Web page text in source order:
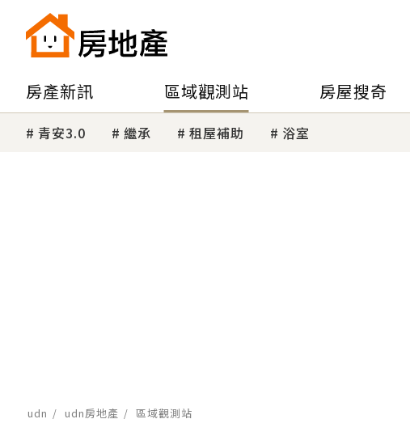
房產新訊 區域觀測站 房屋搜奇
青安3.0 繼承 租屋補助 浴室
udn udn房地產 區域觀測站